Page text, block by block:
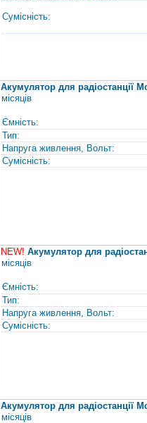
Сумісність:
Акумулятор для радіостанції
місяців
Ємність:
Тип:
Напруга живлення, Вольт:
Сумісність:
NEW! Акумулятор для
місяців
Ємність:
Тип:
Напруга живлення, Вольт:
Сумісність:
Акумулятор для радіостанції
місяців